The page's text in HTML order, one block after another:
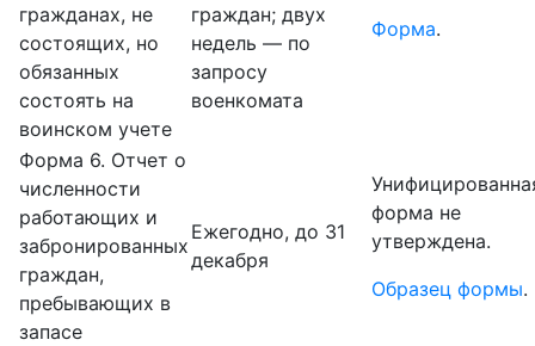
гражданах, не
состоящих, но
обязанных
состоять на
воинском учете
граждан; двух
недель — по
запросу
военкомата
Форма.
Форма 6. Отчет о
численности
работающих и
забронированных
граждан,
пребывающих в
запасе
Ежегодно, до 31
декабря
форма не
утверждена.
Образец формы.